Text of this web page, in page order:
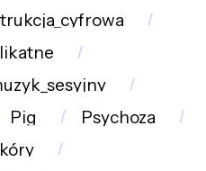
Pig
Psychoza